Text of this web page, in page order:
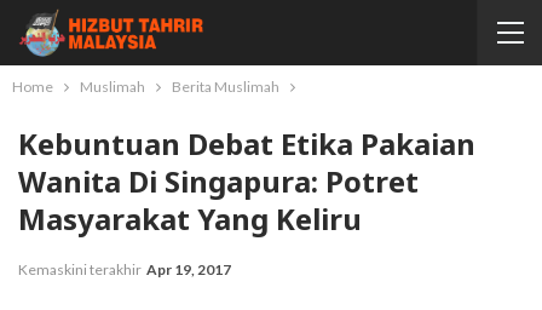
Home Muslimah Berita Muslimah
Kebuntuan Debat Etika Pakaian
Wanita Di Singapura: Potret
Masyarakat Yang Keliru
Kemaskini terakhir Apr 19, 2017